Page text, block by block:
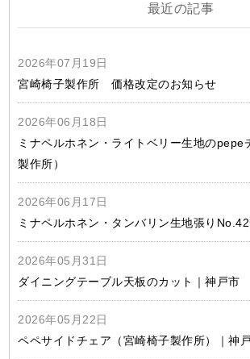
最近の記事
2026年07月19日
宮崎椅子製作所 価格改定のお知らせ
2026年06月18日
ミナペルホネン・ライトベリー生地のpepe
製作所）
2026年06月17日
ミナペルホネン・タンバリン生地張り
2026年05月31日
ダイニングテーブル天板のカット｜神戸市
2026年05月22日
ペペサイドチェア（宮崎椅子製作所）｜神